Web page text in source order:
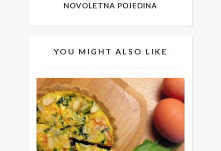
NOVOLETNA POJEDINA
YOU MIGHT ALSO LIKE